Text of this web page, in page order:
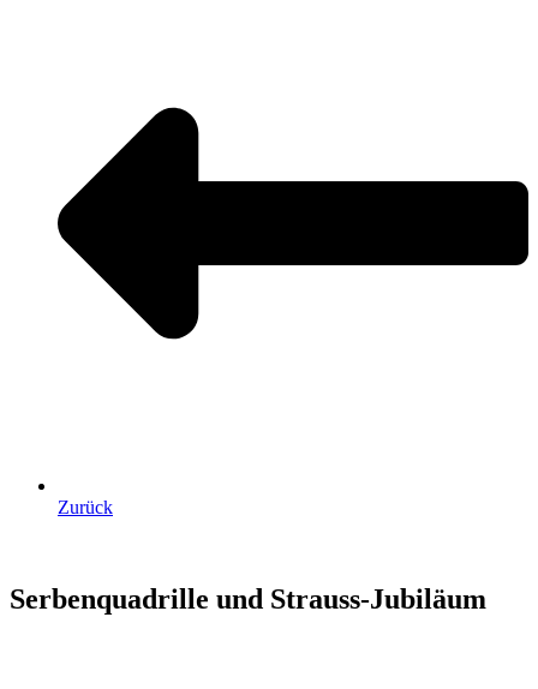
Zurück
Serbenquadrille und Strauss-Jubiläum